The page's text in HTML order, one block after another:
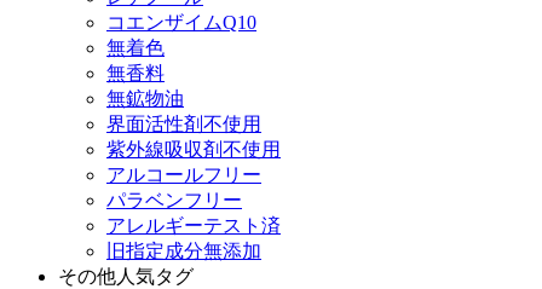
コエンザイムQ10
無着色
無香料
無鉱物油
界面活性剤不使用
紫外線吸収剤不使用
アルコールフリー
パラベンフリー
アレルギーテスト済
旧指定成分無添加
その他人気タグ